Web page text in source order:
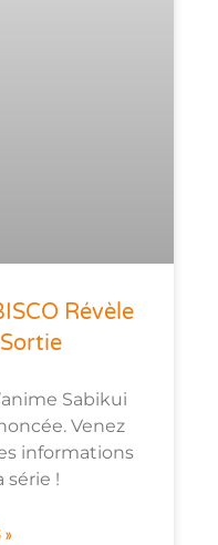
Révèle
Sabikui
Venez
informations
série !
»